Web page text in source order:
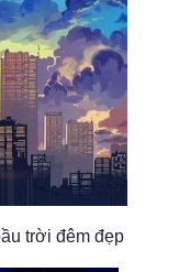
trời đêm đẹp